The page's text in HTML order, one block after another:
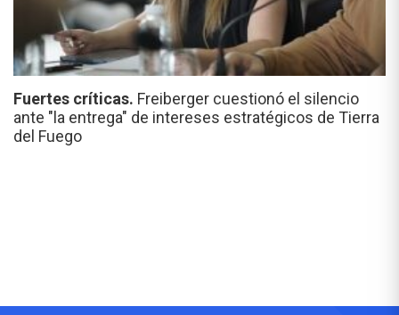
Fuertes críticas. Freiberger cuestionó el silencio
ante "la entrega" de intereses estratégicos de Tierra
del Fuego